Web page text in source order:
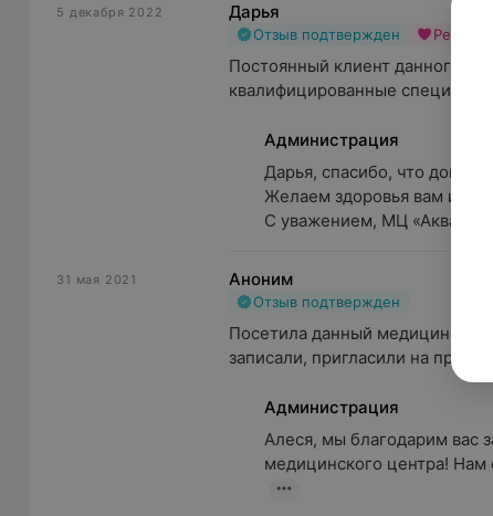
5 декабря 2022 Дарья
Отзыв подтвержден
Постоянный клиент данного
квалифицированные
Администрация
Дарья, спасибо, что
Желаем здоровья вам и
С уважением, МЦ «Аква-
31 мая 2021 Аноним
Отзыв подтвержден
Посетила данный
записали, пригласили на
Администрация
Алеся, мы благодарим вас
медицинского центра! Нам